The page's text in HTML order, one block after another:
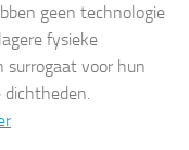
geen technologie
fysieke
surrogaat voor hun
dichtheden.